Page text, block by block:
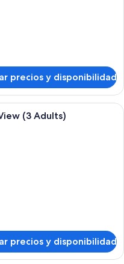
precios y disponibilidad
sala moderna con un sofá azul,
(3 Adults)
precios y disponibilidad